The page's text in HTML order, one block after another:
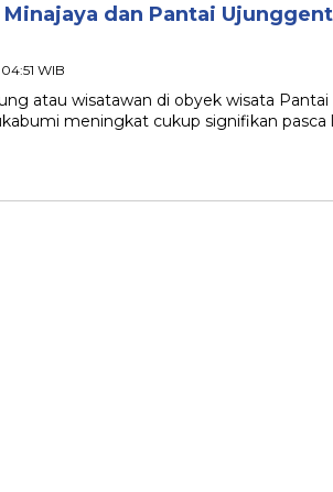
dan Pantai
WIB
atau wisatawan di obyek wisata Pantai
meningkat cukup signifikan pasca